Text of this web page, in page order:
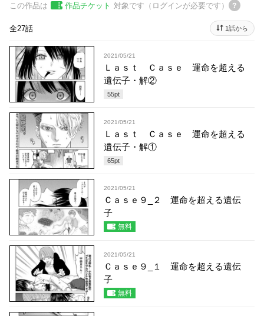
この作品は 作品チケット 対象です（ログインが必要です）
全27話 1話から
2021/05/21
Ｌａｓｔ Ｃａｓｅ 運命を超える
遺伝子・解②
55pt
2021/05/21
Ｌａｓｔ Ｃａｓｅ 運命を超える
遺伝子・解①
65pt
2021/05/21
Ｃａｓｅ９_２ 運命を超える遺伝
子
無料
2021/05/21
Ｃａｓｅ９_１ 運命を超える遺伝
子
無料